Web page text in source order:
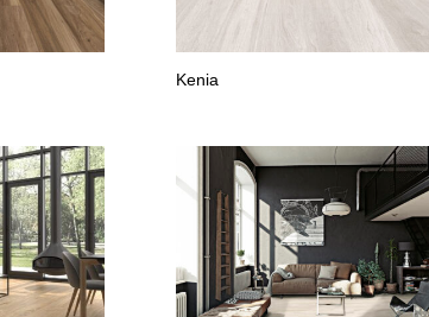
Kenia